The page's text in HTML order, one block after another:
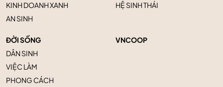
KINH DOANH XANH
AN SINH
HỆ SINH THÁI
ĐỜI SỐNG
DÂN SINH
VIỆC LÀM
PHONG CÁCH
VNCOOP